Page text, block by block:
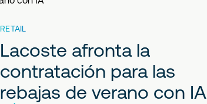
RETAIL
Lacoste afronta la
contratación para las
rebajas de verano con IA